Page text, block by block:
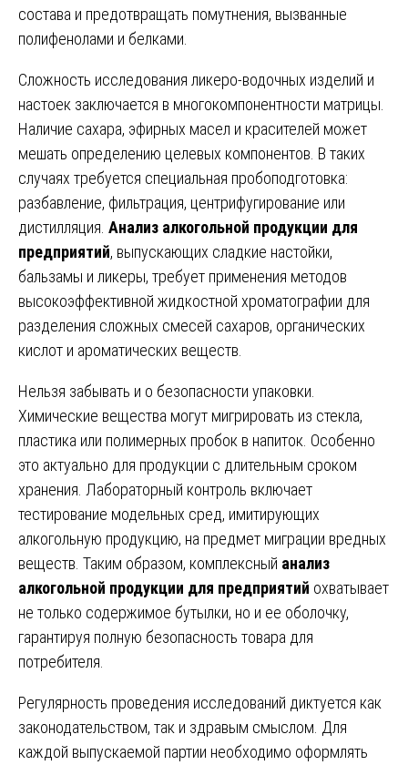
состава и предотвращать помутнения, вызванные
полифенолами и белками.
Сложность исследования ликеро-водочных изделий и
настоек заключается в многокомпонентности матрицы.
Наличие сахара, эфирных масел и красителей может
мешать определению целевых компонентов. В таких
случаях требуется специальная пробоподготовка:
разбавление, фильтрация, центрифугирование или
дистилляция. Анализ алкогольной продукции для
предприятий, выпускающих сладкие настойки,
бальзамы и ликеры, требует применения методов
высокоэффективной жидкостной хроматографии для
разделения сложных смесей сахаров, органических
кислот и ароматических веществ.
Нельзя забывать и о безопасности упаковки.
Химические вещества могут мигрировать из стекла,
пластика или полимерных пробок в напиток. Особенно
это актуально для продукции с длительным сроком
хранения. Лабораторный контроль включает
тестирование модельных сред, имитирующих
алкогольную продукцию, на предмет миграции вредных
веществ. Таким образом, комплексный анализ
алкогольной продукции для предприятий охватывает
не только содержимое бутылки, но и ее оболочку,
гарантируя полную безопасность товара для
потребителя.
Регулярность проведения исследований диктуется как
законодательством, так и здравым смыслом. Для
каждой выпускаемой партии необходимо оформлять